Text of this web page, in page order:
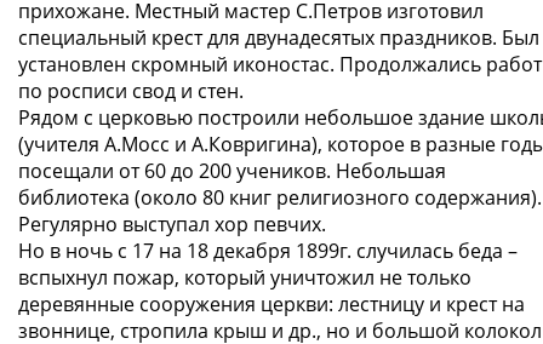
прихожане. Местный мастер С.Петров изготовил
специальный крест для двунадесятых праздников. Был
установлен скромный иконостас. Продолжались
по росписи свод и стен.
Рядом с церковью построили небольшое здание
(учителя А.Мосс и А.Ковригина), которое в разные
посещали от 60 до 200 учеников. Небольшая
библиотека (около 80 книг религиозного содержания).
Регулярно выступал хор певчих.
Но в ночь с 17 на 18 декабря 1899г. случилась беда –
вспыхнул пожар, который уничтожил не только
деревянные сооружения церкви: лестницу и крест на
звоннице, стропила крыш и др., но и большой